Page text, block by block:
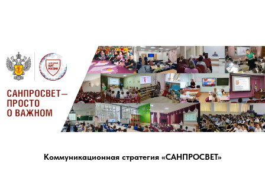
Коммуникационная стратегия «САНПРОСВЕТ»